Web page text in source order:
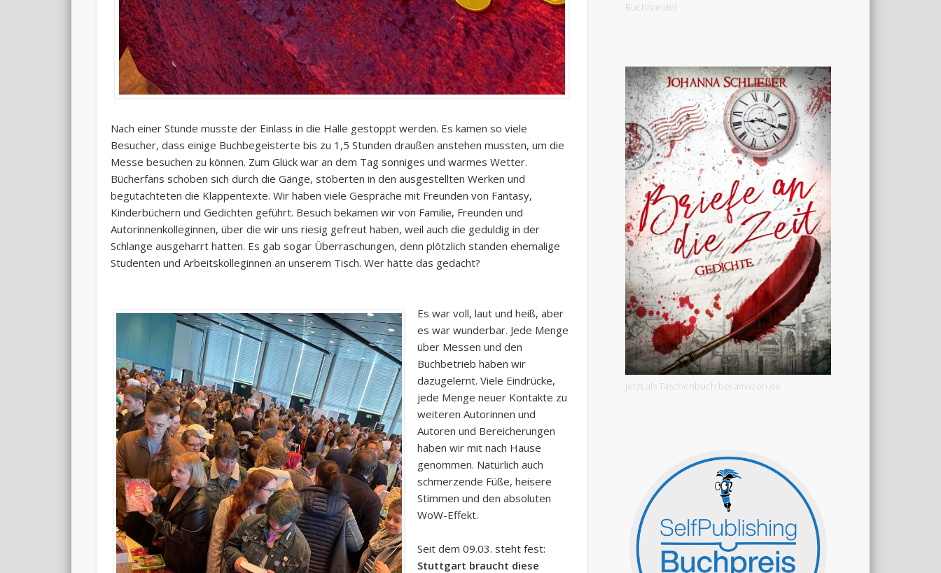
Nach einer Stunde musste der Einlass in die Halle gestoppt werden. Es kamen so viele
Besucher, dass einige Buchbegeisterte bis zu 1,5 Stunden draußen anstehen mussten, um die
Messe besuchen zu können. Zum Glück war an dem Tag sonniges und warmes Wetter.
Bücherfans schoben sich durch die Gänge, stöberten in den ausgestellten Werken und
begutachteten die Klappentexte. Wir haben viele Gespräche mit Freunden von Fantasy,
Kinderbüchern und Gedichten geführt. Besuch bekamen wir von Familie, Freunden und
Autorinnenkolleginnen, über die wir uns riesig gefreut haben, weil auch die geduldig in der
Schlange ausgeharrt hatten. Es gab sogar Überraschungen, denn plötzlich standen ehemalige
Studenten und Arbeitskolleginnen an unserem Tisch. Wer hätte das gedacht?
Es war voll, laut und heiß, aber
es war wunderbar. Jede Menge
über Messen und den
Buchbetrieb haben wir
dazugelernt. Viele Eindrücke,
jede Menge neuer Kontakte zu
weiteren Autorinnen und
Autoren und Bereicherungen
haben wir mit nach Hause
genommen. Natürlich auch
schmerzende Füße, heisere
Stimmen und den absoluten
WoW-Effekt.
Seit dem 09.03. steht fest:
Stuttgart braucht diese
Buchhandel
Jetzt als Taschenbuch bei amazon.de